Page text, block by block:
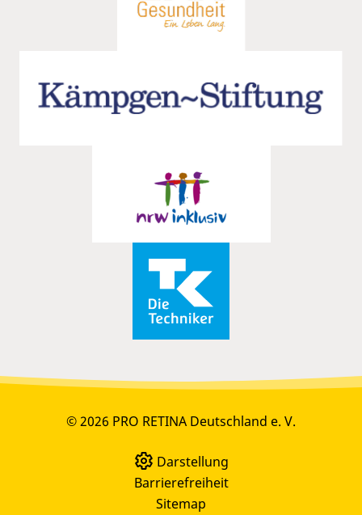
© 2026 PRO RETINA Deutschland e. V.
Darstellung
Barrierefreiheit
Sitemap